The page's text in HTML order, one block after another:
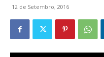
12 de Setembro, 2016